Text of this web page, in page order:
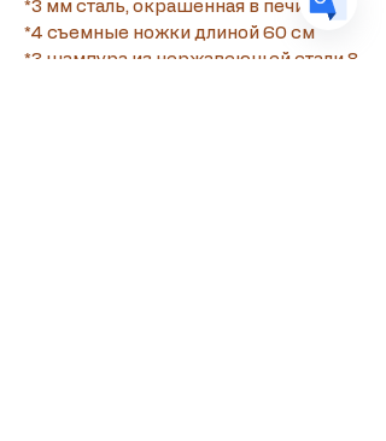
*3 мм сталь, окрашенная в печи
*4 съемные ножки длиной 60 см
*3 шампура из нержавеющей стали 8